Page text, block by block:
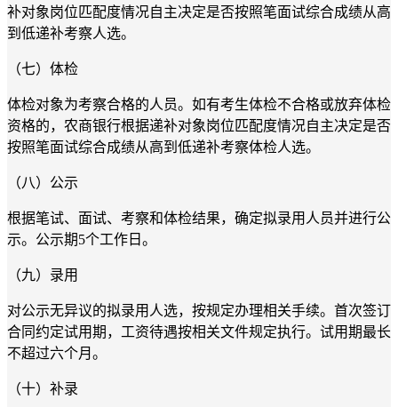
补对象岗位匹配度情况自主决定是否按照笔面试综合成绩从高
到低递补考察人选。
（七）体检
体检对象为考察合格的人员。如有考生体检不合格或放弃体检
资格的，农商银行根据递补对象岗位匹配度情况自主决定是否
按照笔面试综合成绩从高到低递补考察体检人选。
（八）公示
根据笔试、面试、考察和体检结果，确定拟录用人员并进行公
示。公示期5个工作日。
（九）录用
对公示无异议的拟录用人选，按规定办理相关手续。首次签订
合同约定试用期，工资待遇按相关文件规定执行。试用期最长
不超过六个月。
（十）补录